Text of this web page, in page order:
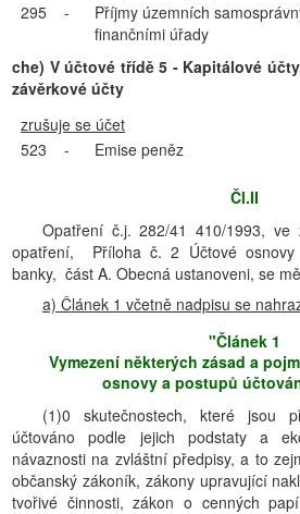
295
-
Příjmy územních
finančními úřady
che) V účtové třídě 5 - Kapitálové
závěrkové účty
zrušuje se účet
523
- Emise peněz
Čl.II
Opatření č.j. 282/41 410/1993, ve
opatření, Příloha č. 2 Účtové
banky, část A. Obecná ustanoveni, se
a) Článek 1 včetně nadpisu se
"Článek 1
Vymezení některých zásad a
osnovy a postupů
(1)0 skutečnostech, které jsou
účtováno podle jejich podstaty a
návaznosti na zvláštní předpisy, a to
občanský zákoník, zákony upravující
tvořivé činnosti, zákon o cenných